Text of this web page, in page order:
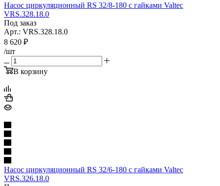
Насос циркуляционный RS 32/8-180 с гайками Valtec
VRS.328.18.0
Под заказ
Арт.: VRS.328.18.0
8 620 ₽
/шт
В корзину
Насос циркуляционный RS 32/6-180 с гайками Valtec
VRS.326.18.0